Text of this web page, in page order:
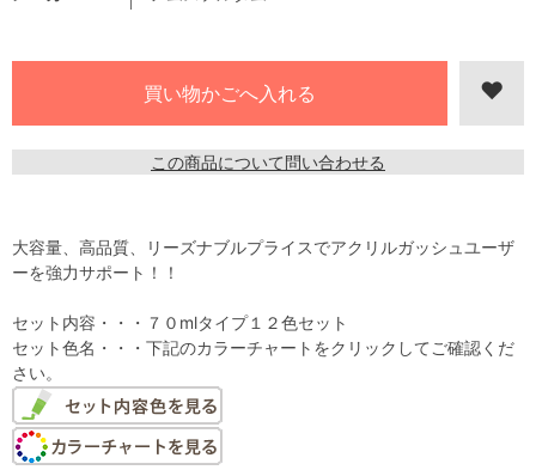
この商品について問い合わせる
大容量、高品質、リーズナブルプライスでアクリルガッシュユーザ
ーを強力サポート！！
セット内容・・・７０mlタイプ１２色セット
セット色名・・・下記のカラーチャートをクリックしてご確認くだ
さい。